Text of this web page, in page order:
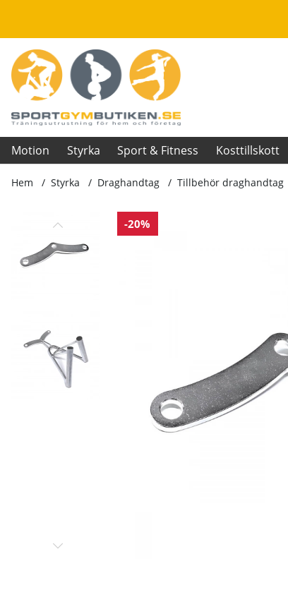
Motion Styrka Sport & Fitness Kosttillskott
Hem Styrka Draghandtag Tillbehör draghandtag
-20%
Produktbilder Adapter till dragapparat